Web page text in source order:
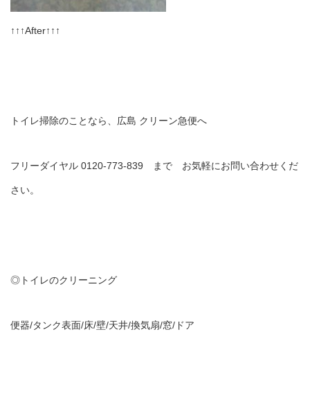
↑↑↑After↑↑↑
トイレ掃除のことなら、広島 クリーン急便へ
フリーダイヤル 0120-773-839 まで お気軽にお問い合わせくだ
さい。
◎トイレのクリーニング
便器/タンク表面/床/壁/天井/換気扇/窓/ドア